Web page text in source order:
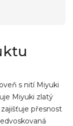
s nití Miyuki
Miyuki zlatý
přesnost